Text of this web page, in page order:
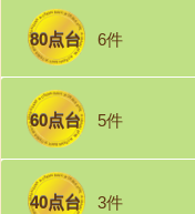
80点台 6件
60点台 5件
40点台 3件